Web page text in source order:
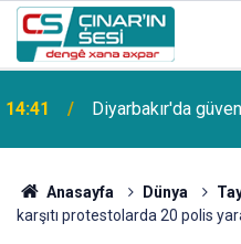
14:41 Diyarbakır'da
Anasayfa Dünya
karşıtı protestolarda 20 polis